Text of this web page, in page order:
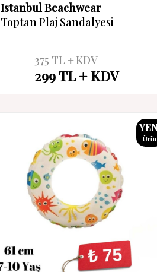
Istanbul Beachwear
Toptan Plaj Sandalyesi
375TL KDV
299TL KDV